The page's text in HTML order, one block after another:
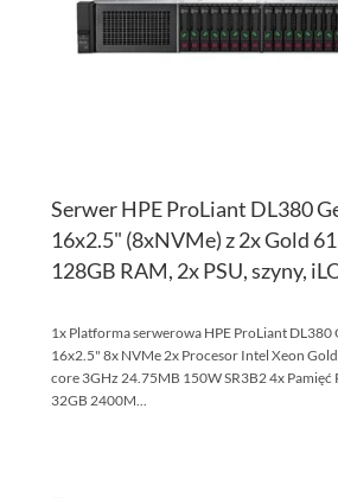
Serwer HPE ProLiant DL380
16x2.5" (8xNVMe) z 2x Gold
128GB RAM, 2x PSU, szyny,
1x Platforma serwerowa HPE ProLiant DL380
16x2.5" 8x NVMe 2x Procesor Intel Xeon
core 3GHz 24.75MB 150W SR3B2 4x Pamięć
32GB 2400M...